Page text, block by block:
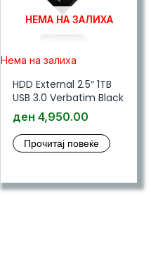
НЕМА НА ЗАЛИХА
Нема на залиха
HDD External 2.5″ 1TB
USB 3.0 Verbatim Black
ден 4,950.00
Прочитај повеќе